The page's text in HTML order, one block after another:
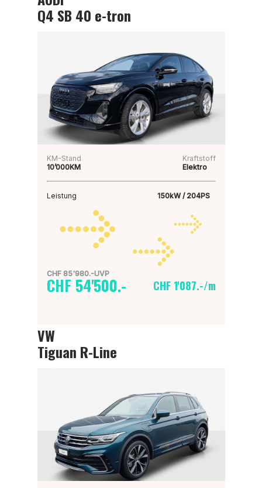
Q4 SB 40 e-tron
KM-Stand
10’000KM
Kraftstoff
Elektro
Leistung 150kW / 204PS
CHF 85'980.-UVP
CHF 54'500.- CHF 1'087.-/m
VW
Tiguan R-Line